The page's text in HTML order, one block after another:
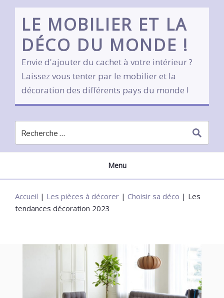
contentLE MOBILIER ET LA
DÉCO DU MONDE !
Envie d'ajouter du cachet à votre intérieur ?
Laissez vous tenter par le mobilier et la
décoration des différents pays du monde !
Menu
Accueil | Les pièces à décorer | Choisir sa déco | Les
tendances décoration 2023